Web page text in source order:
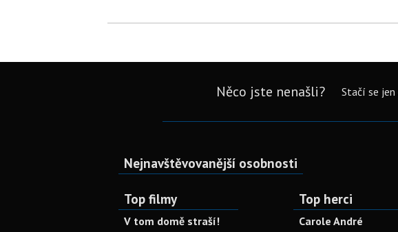
Něco jste nenašli? Stačí se jen
Nejnavštěvovanější osobnosti
Top filmy
V tom domě straší!
Top herci
Carole André